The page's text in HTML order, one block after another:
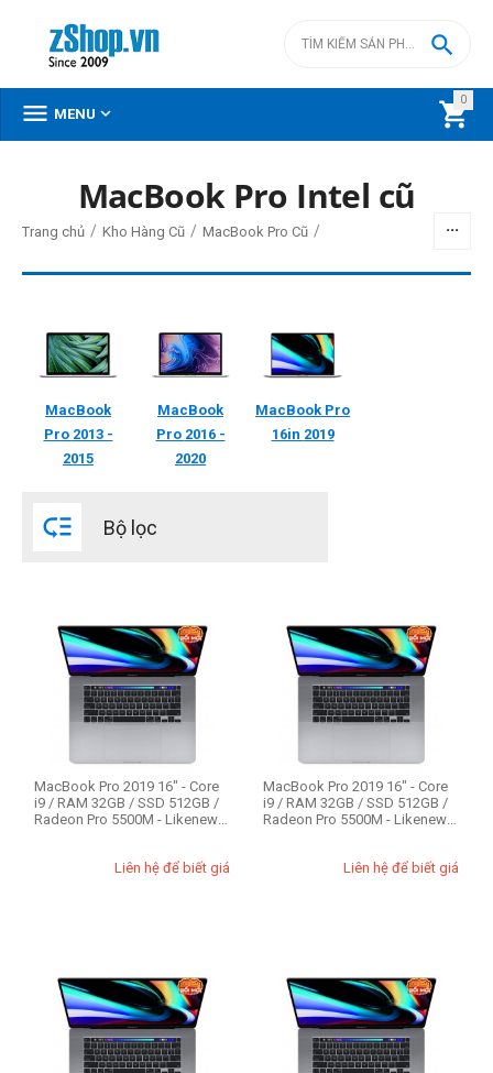
0


 MENU 
Menu
BỘ LỌC
Giá
–
Đời Mac
2017
2016
2014
Intel Core i5
Intel Core i7
32GB
64GB
MacBook Pro Intel cũ
Trang chủ / Kho Hàng Cũ / MacBook Pro Cũ /
MacBook
Pro 2013 -
2015
MacBook
Pro 2016 -
2020
MacBook Pro
16in 2019
 Bộ lọc
MacBook Pro 2019 16" - Core
i9 / RAM 32GB / SSD 512GB /
Radeon Pro 5500M - Likenew
Liên hệ để biết giá
MacBook Pro 2019 16" - Core
i9 / RAM 32GB / SSD 512GB /
Radeon Pro 5500M - Likenew
Liên hệ để biết giá